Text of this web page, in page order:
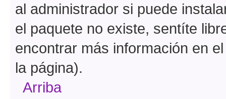
al administrador si puede
el paquete no existe, sentíte
encontrar más información en
la página).
Arriba